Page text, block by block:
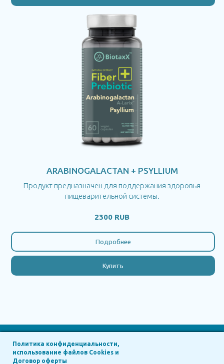
ARABINOGALACTAN + PSYLLIUM
Продукт предназначен для поддержания здоровья
пищеварительной системы.
2300 RUB
Подробнее
Купить
Политика конфиденциальности,
использование файлов Cookies и
Договор оферты